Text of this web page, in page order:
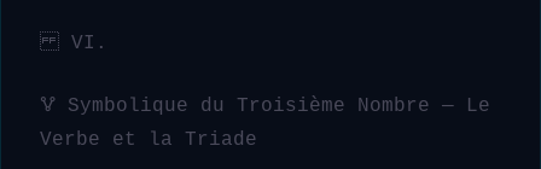
VI.
🜉 Symbolique du Troisième Nombre — Le
Verbe et la Triade